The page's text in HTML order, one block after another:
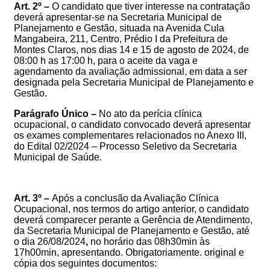
Art. 2º – O candidato que tiver interesse na contratação
deverá apresentar-se na Secretaria Municipal de
Planejamento e Gestão, situada na Avenida Cula
Mangabeira, 211, Centro, Prédio I da Prefeitura de
Montes Claros, nos dias 14 e 15 de agosto de 2024, de
08:00 h as 17:00 h, para o aceite da vaga e
agendamento da avaliação admissional, em data a ser
designada pela Secretaria Municipal de Planejamento e
Gestão.
Parágrafo Único – No ato da perícia clínica
ocupacional, o candidato convocado deverá apresentar
os exames complementares relacionados no Anexo III,
do Edital 02/2024 – Processo Seletivo da Secretaria
Municipal de Saúde.
Art. 3º – Após a conclusão da Avaliação Clínica
Ocupacional, nos termos do artigo anterior, o candidato
deverá comparecer perante a Gerência de Atendimento,
da Secretaria Municipal de Planejamento e Gestão, até
o dia 26/08/2024, no horário das 08h30min às
17h00min, apresentando. Obrigatoriamente. original e
cópia dos seguintes documentos: